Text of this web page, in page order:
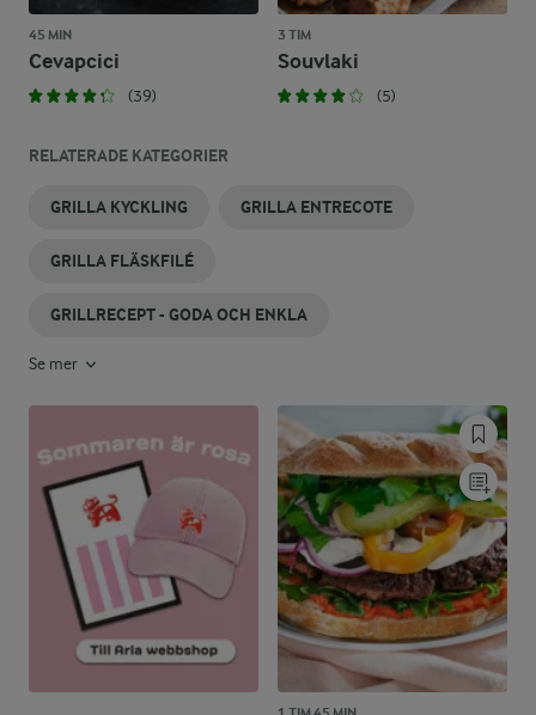
45 MIN
Cevapcici
(39)
3 TIM
Souvlaki
(5)
RELATERADE KATEGORIER
GRILLA KYCKLING GRILLA ENTRECOTE
GRILLA FLÄSKFILÉ
GRILLRECEPT - GODA OCH ENKLA
Se mer